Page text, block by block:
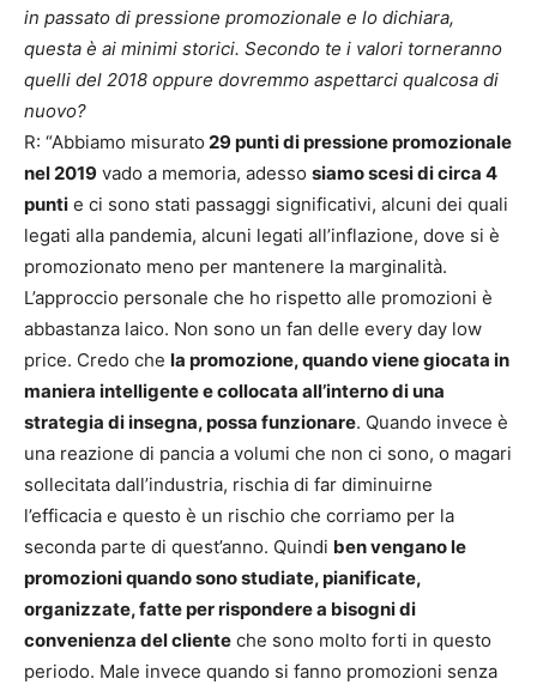
in passato di pressione promozionale e lo dichiara,
questa è ai minimi storici. Secondo te i valori torneranno
quelli del 2018 oppure dovremmo aspettarci qualcosa di
nuovo?
R: “Abbiamo misurato 29 punti di pressione promozionale
nel 2019 vado a memoria, adesso siamo scesi di circa 4
punti e ci sono stati passaggi significativi, alcuni dei quali
legati alla pandemia, alcuni legati all’inflazione, dove si è
promozionato meno per mantenere la marginalità.
L’approccio personale che ho rispetto alle promozioni è
abbastanza laico. Non sono un fan delle every day low
price. Credo che la promozione, quando viene giocata in
maniera intelligente e collocata all’interno di una
strategia di insegna, possa funzionare. Quando invece è
una reazione di pancia a volumi che non ci sono, o magari
sollecitata dall’industria, rischia di far diminuirne
l’efficacia e questo è un rischio che corriamo per la
seconda parte di quest’anno. Quindi ben vengano le
promozioni quando sono studiate, pianificate,
organizzate, fatte per rispondere a bisogni di
convenienza del cliente che sono molto forti in questo
periodo. Male invece quando si fanno promozioni senza